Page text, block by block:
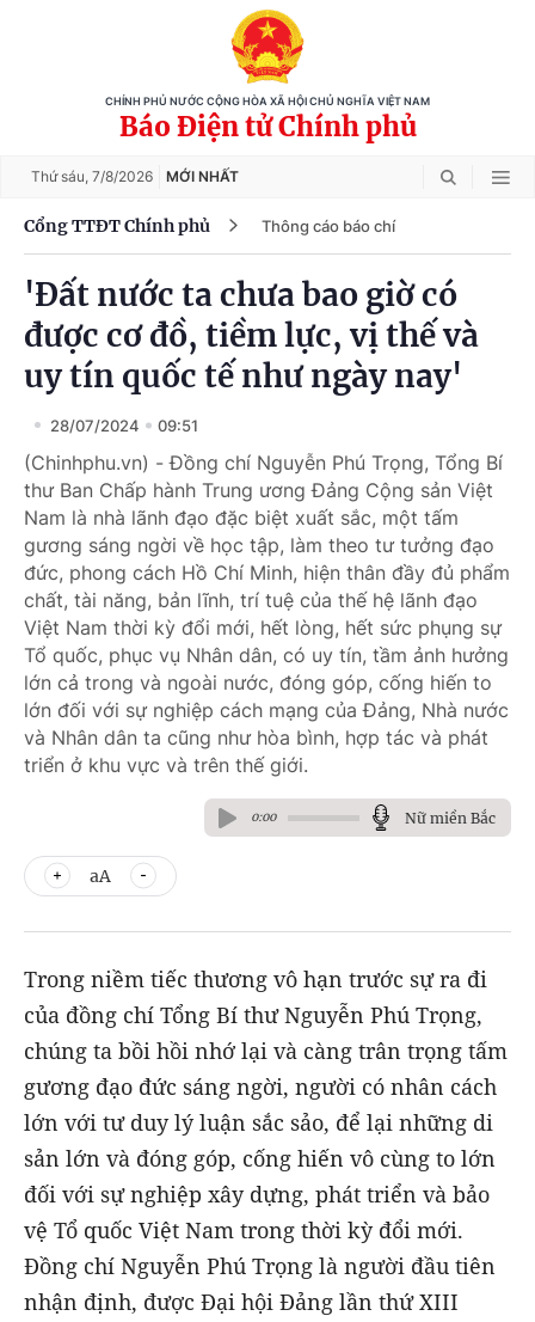
CHÍNH PHỦ NƯỚC CỘNG HÒA XÃ HỘI CHỦ NGHĨA VIỆT NAM
Báo Điện tử Chính phủ
Thứ sáu, 7/8/2026 MỚI NHẤT
Cổng TTĐT Chính phủ Thông cáo báo chí
'Đất nước ta chưa bao giờ có
được cơ đồ, tiềm lực, vị thế và
uy tín quốc tế như ngày nay'
28/07/2024 09:51
(Chinhphu.vn) - Đồng chí Nguyễn Phú Trọng, Tổng Bí
thư Ban Chấp hành Trung ương Đảng Cộng sản Việt
Nam là nhà lãnh đạo đặc biệt xuất sắc, một tấm
gương sáng ngời về học tập, làm theo tư tưởng đạo
đức, phong cách Hồ Chí Minh, hiện thân đầy đủ phẩm
chất, tài năng, bản lĩnh, trí tuệ của thế hệ lãnh đạo
Việt Nam thời kỳ đổi mới, hết lòng, hết sức phụng sự
Tổ quốc, phục vụ Nhân dân, có uy tín, tầm ảnh hưởng
lớn cả trong và ngoài nước, đóng góp, cống hiến to
lớn đối với sự nghiệp cách mạng của Đảng, Nhà nước
và Nhân dân ta cũng như hòa bình, hợp tác và phát
triển ở khu vực và trên thế giới.
0:00 Nữ miền Bắc
aA
Trong niềm tiếc thương vô hạn trước sự ra đi
của đồng chí Tổng Bí thư Nguyễn Phú Trọng,
chúng ta bồi hồi nhớ lại và càng trân trọng tấm
gương đạo đức sáng ngời, người có nhân cách
lớn với tư duy lý luận sắc sảo, để lại những di
sản lớn và đóng góp, cống hiến vô cùng to lớn
đối với sự nghiệp xây dựng, phát triển và bảo
vệ Tổ quốc Việt Nam trong thời kỳ đổi mới.
Đồng chí Nguyễn Phú Trọng là người đầu tiên
nhận định, được Đại hội Đảng lần thứ XIII